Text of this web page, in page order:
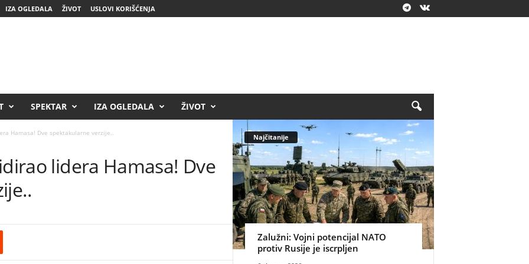
IZA OGLEDALA ŽIVOT USLOVI KORIŠĆENJA
SPEKTAR IZA OGLEDALA ŽIVOT
Hamasa! Dve spektakularne verzije..
lidera Hamasa! Dve
Najčitanije
Zalužni: Vojni potencijal NATO
protiv Rusije je iscrpljen